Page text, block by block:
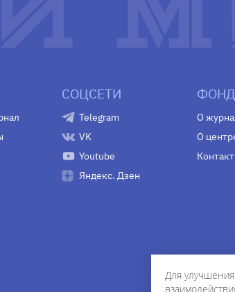
СОЦСЕТИ
Telegram
VK
Youtube
Яндекс. Дзен
О
О
Для